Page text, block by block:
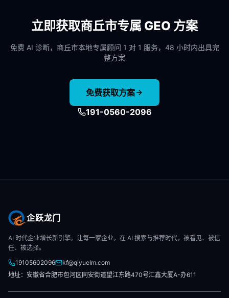
立即获取商丘市专属 GEO 方案
免费 AI 诊断， 商丘市本地专属顾问 1 对 1 服务，48 小时内出具完
整方案
免费获取方案
191-0560-2096
企跃龙门
AI 时代企业增长新引擎。让每一家企业，在 AI 搜索与推荐时代，被看见、被信
任、被选择。
19105602096
kf@qiyuelm.com
地址：安徽省合肥市包河区同安街道望江东路470号汇鑫大厦A-办611